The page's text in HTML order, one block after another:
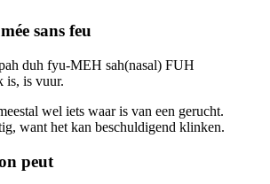
sans feu
duh fyu-MEH sah(nasal) FUH
is, is vuur.
wel iets waar is van een gerucht.
want het kan beschuldigend klinken.
peut